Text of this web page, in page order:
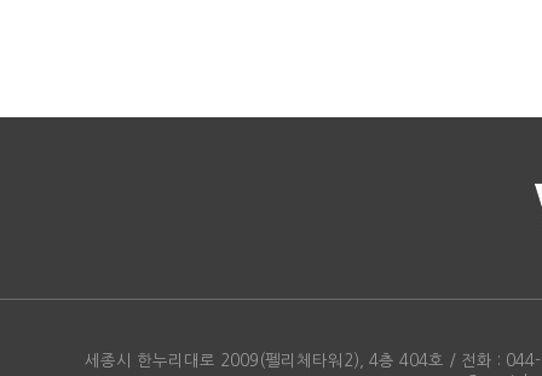
세종시 한누리대로 2009(펠리체타워2), 4층 404호 / 전화 :